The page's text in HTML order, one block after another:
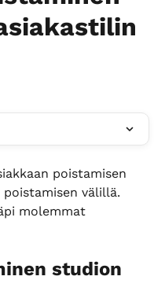
poistamisen
välillä.
molemmat
studion